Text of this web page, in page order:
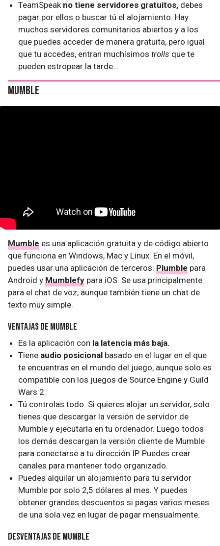
TeamSpeak no tiene servidores gratuitos, debes
pagar por ellos o buscar tú el alojamiento. Hay
muchos servidores comunitarios abiertos y a los
que puedes acceder de manera gratuita, pero igual
que tu accedes, entran muchísimostrolls que te
pueden estropear la tarde…
Mumble
Mumble es una aplicación gratuita y de código abierto
que funciona en Windows, Mac y Linux. En el móvil,
puedes usar una aplicación de terceros: Plumble para
Android y Mumblefy para iOS. Se usa principalmente
para el chat de voz, aunque también tiene un chat de
texto muy simple.
Ventajas de Mumble
Es la aplicación con la latencia más baja.
Tiene audio posicional basado en el lugar en el que
te encuentras en el mundo del juego, aunque solo es
compatible con los juegos de Source Engine y Guild
Wars 2.
Tú controlas todo. Si quieres alojar un servidor, solo
tienes que descargar la versión de servidor de
Mumble y ejecutarla en tu ordenador. Luego todos
los demás descargan la versión cliente de Mumble
para conectarse a tu dirección IP. Puedes crear
canales para mantener todo organizado.
Puedes alquilar un alojamiento para tu servidor
Mumble por solo 2,5 dólares al mes. Y puedes
obtener grandes descuentos si pagas varios meses
de una sola vez en lugar de pagar mensualmente.
Desventajas de Mumble